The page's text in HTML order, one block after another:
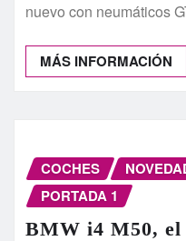
nuevo con neumáticos
MÁS INFORMACIÓN
COCHES
PORTADA 1
BMW i4 M50,